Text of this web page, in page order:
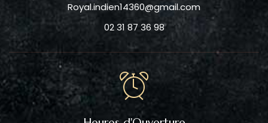
Royal.indien14360@gmail.com
02 31 87 36 98